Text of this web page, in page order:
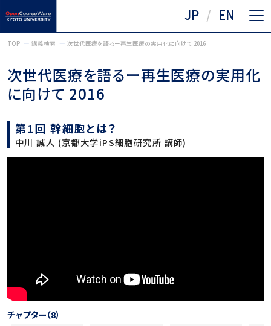
JP EN
TOP 講義検索 次世代医療を語るー再生医療の実用化に向けて 2016
次世代医療を語るー再生医療の実用化
に向けて 2016
第1回 幹細胞とは？
中川 誠人 (京都大学iPS細胞研究所 講師)
チャプター（8）